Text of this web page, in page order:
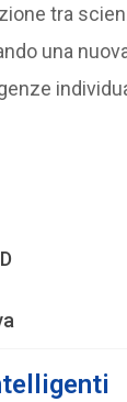
tra
una